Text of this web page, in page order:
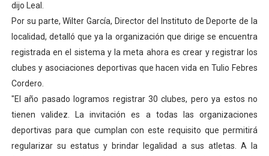
dijo Leal.
Por su parte, Wilter García, Director del Instituto de Deporte de la
localidad, detalló que ya la organización que dirige se encuentra
registrada en el sistema y la meta ahora es crear y registrar los
clubes y asociaciones deportivas que hacen vida en Tulio Febres
Cordero.
"El año pasado logramos registrar 30 clubes, pero ya estos no
tienen validez. La invitación es a todas las organizaciones
deportivas para que cumplan con este requisito que permitirá
regularizar su estatus y brindar legalidad a sus atletas. A la